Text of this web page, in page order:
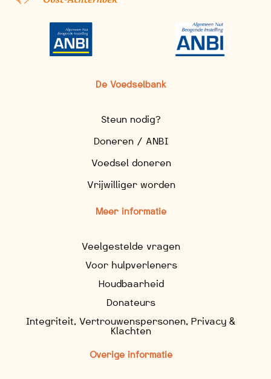
De Voedselbank
Steun nodig?
Doneren / ANBI
Voedsel doneren
Vrijwilliger worden
Meer informatie
Veelgestelde vragen
Voor hulpverleners
Houdbaarheid
Donateurs
Integriteit, Vertrouwenspersonen, Privacy &
Klachten
Overige informatie